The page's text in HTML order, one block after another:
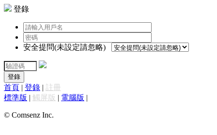
登錄
安全提問(未設定請忽略)
登錄
首頁 | 登錄 | 註冊
標準版 | 觸屏版 | 電腦版 |
© Comsenz Inc.